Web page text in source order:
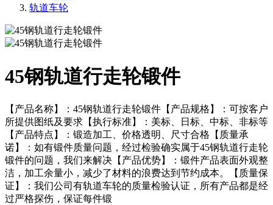
轨道车轮
45钢轨道行走轮锻件
【产品名称】：45钢轨道行走轮锻件【产品规格】：可按客户
所提供图纸及要求【执行标准】：美标、日标、中标、非标等
【产品特点】：锻造加工、价格透明、尺寸合格【质量承
诺】：如有锻件质量问题，经过检验确实属于45钢轨道行走轮
锻件的问题，我们来解决【产品优势】：锻件产品表面外观整
洁，加工余量小，减少了材料的浪费达到节约成本。【质量保
证】：我们公司有轨道车轮的质量检验认证，所有产品都是经
过严格探伤，保证每件锻